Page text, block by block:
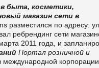
быта, косметики,
магазин сети в
разместился по адресу: ул.
ребрендинг сети
2011 года, и
Портал розничной и
международной